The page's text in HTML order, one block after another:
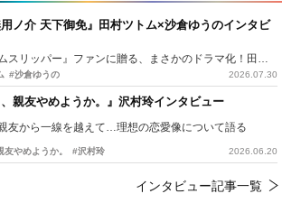
用ノ介 天下御免』田村ツトム×沙倉ゆうのインタビ
『侍タイムスリッパー』ファンに贈る、まさかのドラマ化！田村ツトム×沙倉ゆうのが語る『心配無用ノ介』撮影秘話
#沙倉ゆうの 2026.07.30
、親友やめようか。』沢村玲インタビュー
友から一線を越えて…理想の恋愛像について語る
やめようか。 #沢村玲 2026.06.20
インタビュー記事一覧